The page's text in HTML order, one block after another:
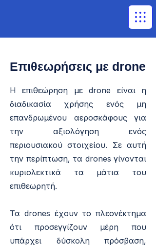
Επιθεωρήσεις με drone
Η επιθεώρηση με drone είναι η
διαδικασία χρήσης ενός μη
επανδρωμένου αεροσκάφους για
την αξιολόγηση ενός
περιουσιακού στοιχείου. Σε αυτή
την περίπτωση, τα drones γίνονται
κυριολεκτικά τα μάτια του
επιθεωρητή.
Τα drones έχουν το πλεονέκτημα
ότι προσεγγίζουν μέρη που
υπάρχει δύσκολη πρόσβαση,